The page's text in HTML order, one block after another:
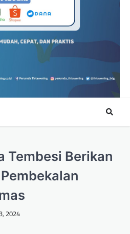
Tembesi Berikan
2024